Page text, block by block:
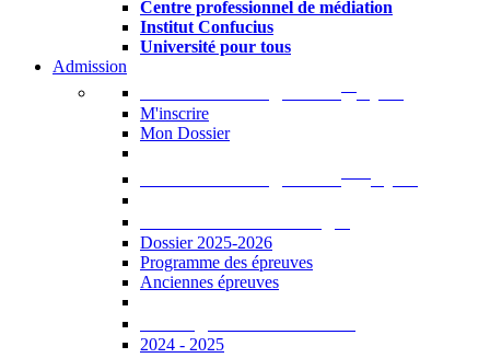
Centre professionnel de médiation
Institut Confucius
Université pour tous
Admission
M'inscrire
Mon Dossier
Dossier 2025-2026
Programme des épreuves
Anciennes épreuves
2024 - 2025